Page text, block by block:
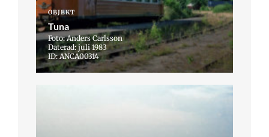
OBJEKT
Tuna
Foto: Anders Carlsson
Daterad: juli 1983
ID: ANCA00314